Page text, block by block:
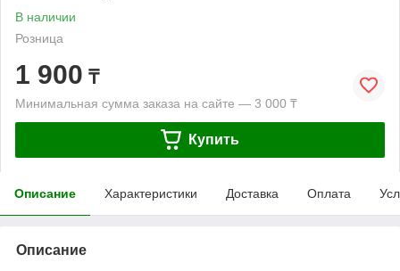
В наличии
Розница
1 900 ₸
Минимальная сумма заказа на сайте — 3 000 ₸
Купить
Описание Характеристики Доставка Оплата
Описание